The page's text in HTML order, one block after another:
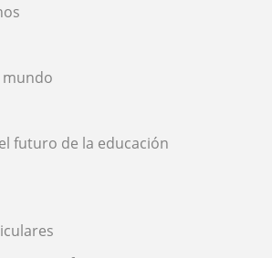
mundo
futuro de la educación